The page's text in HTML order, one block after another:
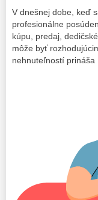
V dnešnej dobe, keď
profesionálne
kúpu, predaj,
môže byť
nehnuteľností prináša